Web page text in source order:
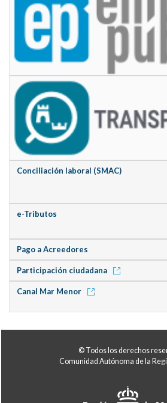
Conciliación laboral (SMAC)
e-Tributos
Pago a Acreedores
Participación ciudadana
Canal Mar Menor
© Todos los derechos
Comunidad Autónoma de la